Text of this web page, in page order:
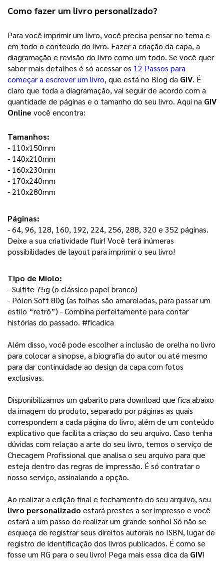
Como fazer um livro personalizado?
Para você imprimir um livro, você precisa pensar no tema e
em todo o conteúdo do livro. Fazer a criação da capa, a
diagramação e revisão do livro como um todo. Se você quer
saber mais detalhes é só acessar os 12 Passos para
começar a escrever um livro, que está no Blog da GIV. É
claro que toda a diagramação, vai seguir de acordo com a
quantidade de páginas e o tamanho do seu livro. Aqui na GIV
Online você encontra:
Tamanhos:
- 110x150mm
- 140x210mm
- 160x230mm
- 170x240mm
- 210x280mm
Páginas:
Deixe a sua criatividade fluir! Você terá inúmeras
possibilidades de layout para imprimir o seu livro!
Tipo de Miolo:
- Sulfite 75g (o clássico papel branco)
- Pólen Soft 80g (as folhas são amareladas, para passar um
estilo “retrô”) - Combina perfeitamente para contar
histórias do passado. #ficadica
Além disso, você pode escolher a inclusão de orelha no livro
para colocar a sinopse, a biografia do autor ou até mesmo
para dar continuidade ao design da capa com fotos
exclusivas.
Disponibilizamos um gabarito para download que fica abaixo
da imagem do produto, separado por páginas as quais
correspondem a cada página do livro, além de um conteúdo
explicativo que facilita a criação do seu arquivo. Caso tenha
dúvidas com relação a arte do seu livro, temos o serviço de
Checagem Profissional que analisa o seu arquivo para que
esteja dentro das regras de impressão. É só contratar o
nosso serviço, assinalando a opção.
livro personalizado estará prestes a ser impresso e você
estará a um passo de realizar um grande sonho! Só não se
esqueça de registrar seus direitos autorais no ISBN, lugar de
registro de identificação dos livros publicados. É como se
fosse um RG para o seu livro! Pega mais essa dica da GIV!